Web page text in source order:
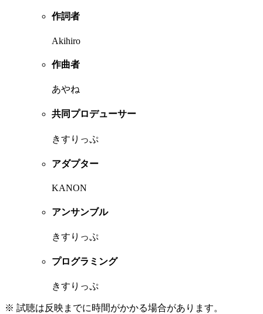
作詞者
Akihiro
作曲者
あやね
共同プロデューサー
きすりっぷ
アダプター
KANON
アンサンブル
きすりっぷ
プログラミング
きすりっぷ
※ 試聴は反映までに時間がかかる場合があります。